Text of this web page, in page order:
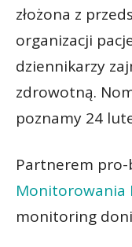
złożona z
organizacji
dziennikarzy
zdrowotną.
poznamy 24
Partnerem
Monitorowania
monitoring